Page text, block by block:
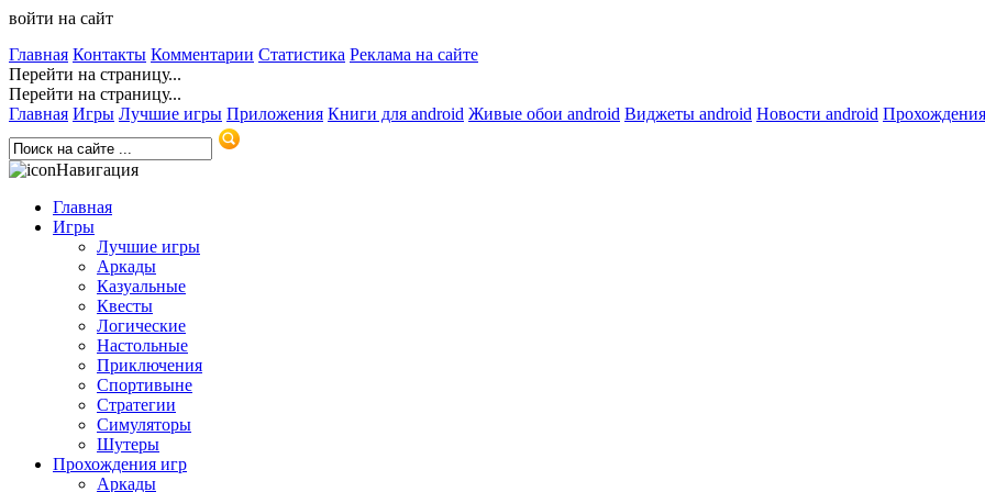
войти на сайт
Главная Контакты Комментарии Статистика Реклама на сайте
Перейти на страницу...
Перейти на страницу...
Главная Игры Лучшие игры Приложения Книги для android Живые обои android Виджеты android Новости android
Навигация
Главная
Игры
Лучшие игры
Аркады
Казуальные
Квесты
Логические
Настольные
Приключения
Спортивыне
Стратегии
Симуляторы
Шутеры
Прохождения игр
Аркады